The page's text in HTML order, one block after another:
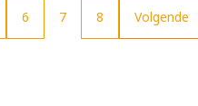
6 7 8 Volgende